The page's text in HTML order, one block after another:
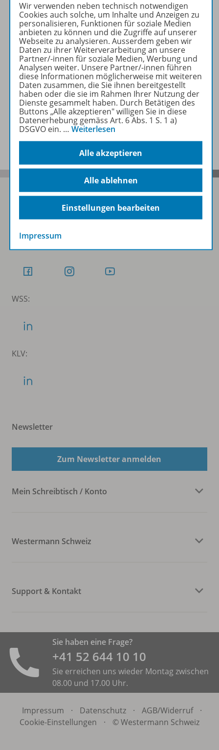
Produktinformationen
Beschreibung
Zugehörige Produkte
Benachrichtigungs-Service
Folgen Sie uns auf Social Media
Schubi:
WSS:
KLV:
Newsletter
Zum Newsletter anmelden
Mein Schreibtisch / Konto
Westermann Schweiz
Support & Kontakt
Sie haben eine Frage?
+41 52 644 10 10
Sie erreichen uns wieder Montag zwischen
08.00 und 17.00 Uhr.
Impressum · Datenschutz · AGB/Widerruf
·
Cookie-Einstellungen
· © Westermann Schweiz
Wir verwenden neben technisch notwendigen
Cookies auch solche, um Inhalte und Anzeigen zu
personalisieren, Funktionen für soziale Medien
anbieten zu können und die Zugriffe auf unserer
Webseite zu analysieren. Ausserdem geben wir
Daten zu ihrer Weiterverarbeitung an unsere
Partner/-innen für soziale Medien, Werbung und
Analysen weiter. Unsere Partner/-innen führen
diese Informationen möglicherweise mit weiteren
Daten zusammen, die Sie ihnen bereitgestellt
haben oder die sie im Rahmen Ihrer Nutzung der
Dienste gesammelt haben. Durch Betätigen des
Buttons „Alle akzeptieren" willigen Sie in diese
Datenerhebung gemäss Art. 6 Abs. 1 S. 1 a)
DSGVO ein. … Weiterlesen
Alle akzeptieren
Alle ablehnen
Einstellungen bearbeiten
Impressum